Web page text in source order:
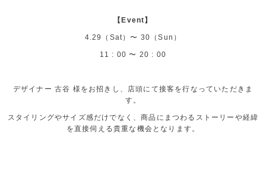
【Event】
4.29（Sat）〜 30（Sun）
11 : 00 〜 20 : 00
デザイナー 古谷 様をお招きし、店頭にて接客を行なっていただきま
す。
スタイリングやサイズ感だけでなく、商品にまつわるストーリーや経緯
を直接伺える貴重な機会となります。